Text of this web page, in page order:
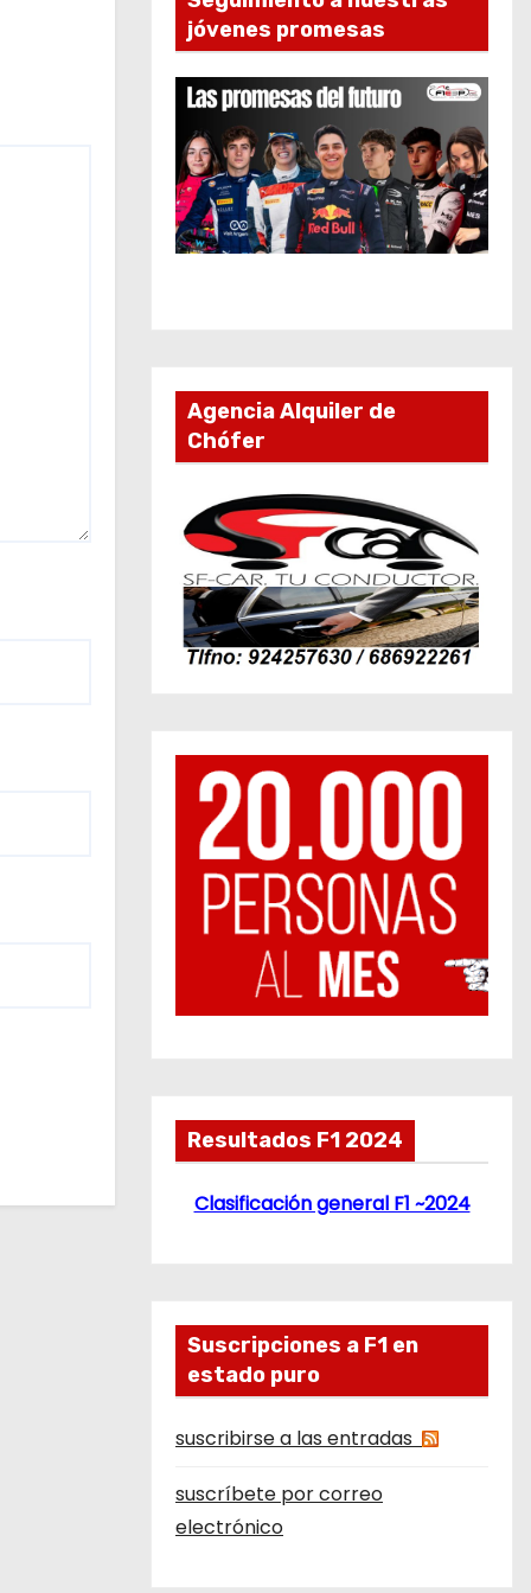
jóvenes promesas
Agencia Alquiler de
Chófer
Resultados F1 2024
Clasificación general F1 ~2024
Suscripciones a F1 en
estado puro
suscribirse a las entradas
suscríbete por correo
electrónico